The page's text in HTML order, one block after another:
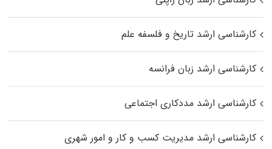
کارشناسی ارشد تاریخ و فلسفه علم
کارشناسی ارشد زبان فرانسه
کارشناسی ارشد مددکاری اجتماعی
کارشناسی ارشد مدیریت کسب و کار و امور شهری